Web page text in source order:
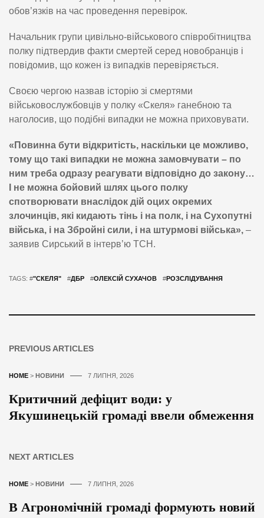
обов’язків на час проведення перевірок.
Начальник групи цивільно-військового співробітництва
полку підтвердив факти смертей серед новобранців і
повідомив, що кожен із випадків перевіряється.
Своєю чергою назвав історію зі смертями
військовослужбовців у полку «Скеля» ганебною та
наголосив, що подібні випадки не можна приховувати.
«Повинна бути відкритість, наскільки це можливо,
тому що такі випадки не можна замовчувати – по
ним треба одразу реагувати відповідно до закону…
І не можна бойовий шлях цього полку
спотворювати внаслідок дій оцих окремих
злочинців, які кидають тінь і на полк, і на Сухопутні
війська, і на Збройні сили, і на штурмові війська», –
заявив Сирський в інтерв’ю ТСН.
TAGS: #"СКЕЛЯ" #ДБР #ОЛЕКСІЙ СУХАЧОВ #РОЗСЛІДУВАННЯ
PREVIOUS ARTICLES
HOME > НОВИНИ 7 ЛИПНЯ, 2026
Критичний дефіцит води: у
Якушинецькій громаді ввели обмеження
NEXT ARTICLES
HOME > НОВИНИ 7 ЛИПНЯ, 2026
В Агрономічній громаді формують новий